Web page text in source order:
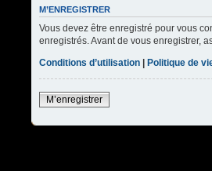
M’ENREGISTRER
Vous devez être enregistré pour vous
enregistrés. Avant de vous enregistrer,
Conditions d’utilisation | Politique de
M’enregistrer